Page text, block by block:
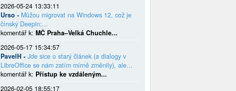
2026-05-24 13:33:11
Urso - Můžou migrovat na Windows 12, což je
čínský Deepin:...
komentář k: MČ Praha–Velká Chuchle...
2026-05-17 15:34:57
PavelH - Jde sice o starý článek (a dialogy v
LibreOffice se nám zatím mírně změnily), ale...
komentář k: Přístup ke vzdáleným...
2026-02-05 18:55:17